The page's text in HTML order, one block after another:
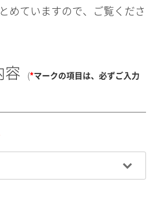
めていますので、ご覧くださ
容 (*マークの項目は、必ずご入力